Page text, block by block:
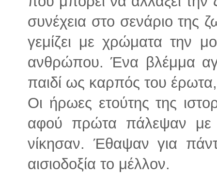
συνέχεια στο σενάριο της
γεμίζει με χρώματα την
ανθρώπου. Ένα βλέμμα
παιδί ως καρπός του
Οι ήρωες ετούτης της
αφού πρώτα πάλεψαν με
νίκησαν. Έθαψαν για
αισιοδοξία το μέλλον.